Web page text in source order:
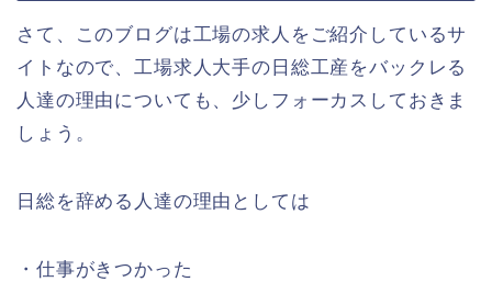
さて、このブログは工場の求人をご紹介しているサ
イトなので、工場求人大手の日総工産をバックレる
人達の理由についても、少しフォーカスしておきま
しょう。
日総を辞める人達の理由としては
・仕事がきつかった